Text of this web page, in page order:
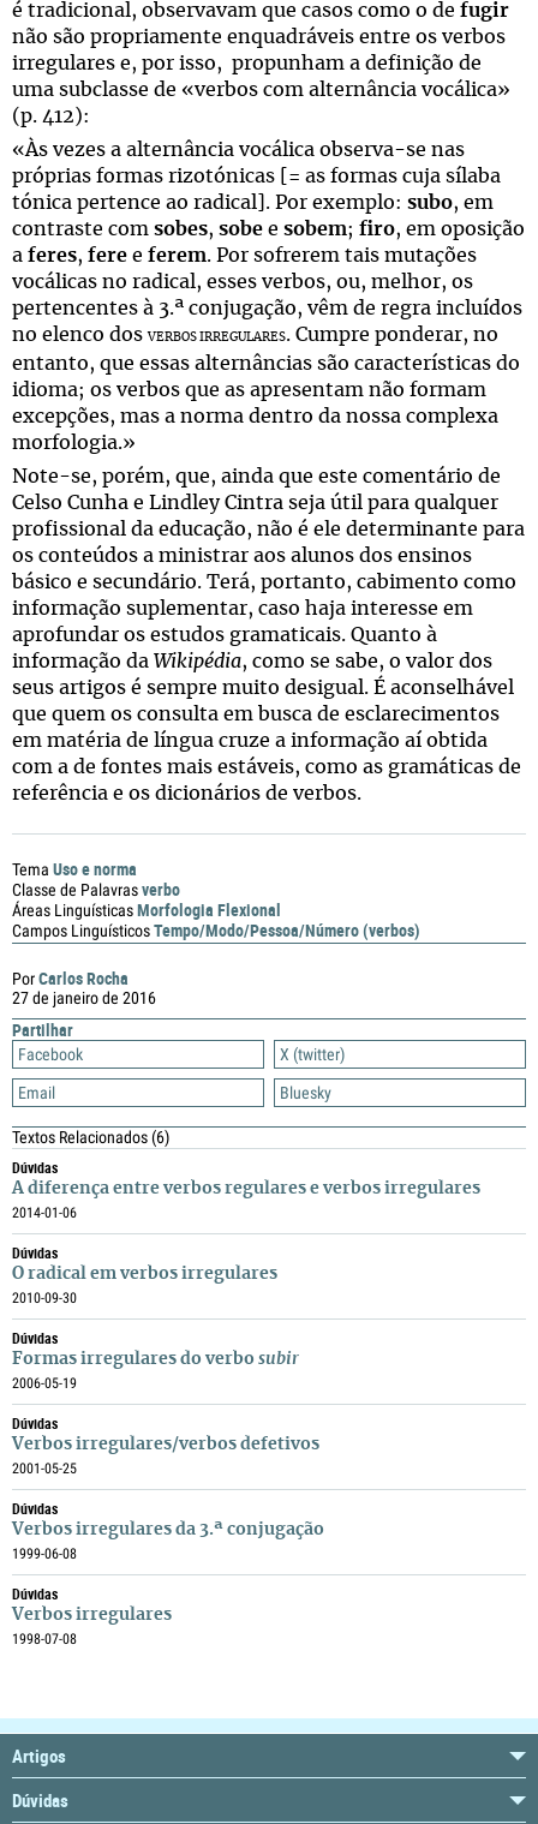
PorCarlos Rocha
27 de janeiro de 2016
Partilhar
Facebook
X (twitter)
Email
Bluesky
Textos Relacionados(6)
Dúvidas
A diferença entre verbos regulares e verbos irregulares
2014-01-06
Dúvidas
O radical em verbos irregulares
2010-09-30
Dúvidas
Formas irregulares do verbo subir
2006-05-19
Dúvidas
Verbos irregulares/verbos defetivos
2001-05-25
Dúvidas
Verbos irregulares da 3.ª conjugação
1999-06-08
Dúvidas
Verbos irregulares
1998-07-08
é tradicional, observavam que casos como o de fugir
não são propriamente enquadráveis entre os verbos
irregulares e, por isso, propunham a definição de
uma subclasse de «verbos com alternância vocálica»
(p. 412):
«Às vezes a alternância vocálica observa-se nas
próprias formas rizotónicas [= as formas cuja sílaba
tónica pertence ao radical]. Por exemplo: subo, em
contraste com sobes, sobe e sobem; firo, em oposição
a feres, fere e ferem. Por sofrerem tais mutações
vocálicas no radical, esses verbos, ou, melhor, os
pertencentes à 3.ª conjugação, vêm de regra incluídos
no elenco dosVERBOS IRREGULARES. Cumpre ponderar, no
entanto, que essas alternâncias são características do
idioma; os verbos que as apresentam não formam
excepções, mas a norma dentro da nossa complexa
morfologia.»
Note-se, porém, que, ainda que este comentário de
Celso Cunha e Lindley Cintra seja útil para qualquer
profissional da educação, não é ele determinante para
os conteúdos a ministrar aos alunos dos ensinos
básico e secundário. Terá, portanto, cabimento como
informação suplementar, caso haja interesse em
aprofundar os estudos gramaticais. Quanto à
informação da Wikipédia, como se sabe, o valor dos
seus artigos é sempre muito desigual. É aconselhável
que quem os consulta em busca de esclarecimentos
em matéria de língua cruze a informação aí obtida
com a de fontes mais estáveis, como as gramáticas de
referência e os dicionários de verbos.
Tema Uso e norma
Classe de Palavrasverbo
Áreas LinguísticasMorfologia Flexional
Campos LinguísticosTempo/Modo/Pessoa/Número (verbos)
Artigos
Dúvidas